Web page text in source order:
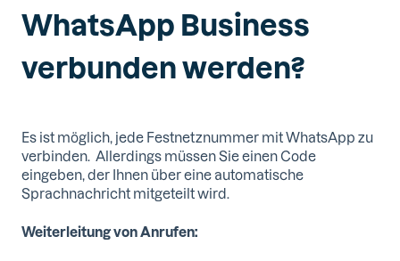
WhatsApp Business
verbunden werden?
Es ist möglich, jede Festnetznummer mit WhatsApp zu
verbinden. Allerdings müssen Sie einen Code
eingeben, der Ihnen über eine automatische
Sprachnachricht mitgeteilt wird.
Weiterleitung von Anrufen: